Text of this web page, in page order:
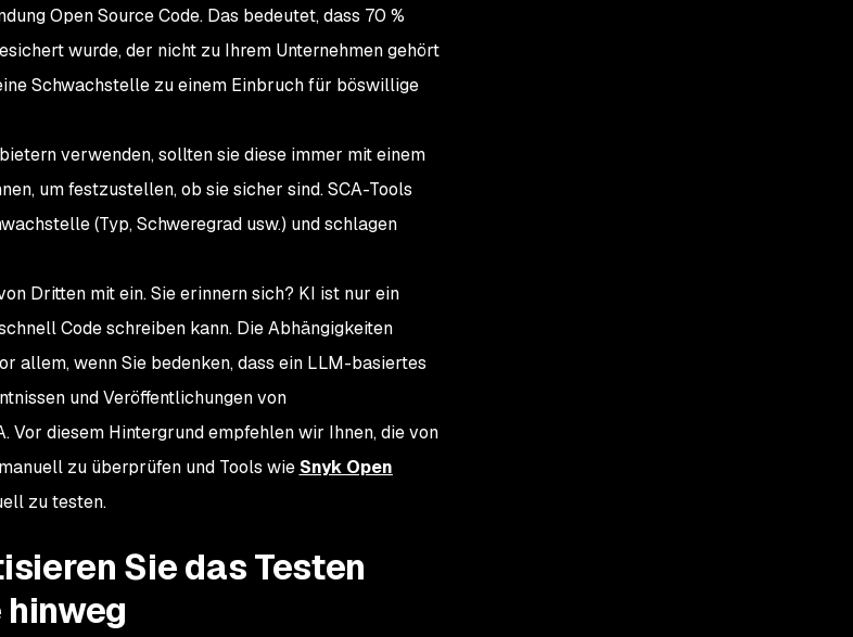
Open Source Code. Das bedeutet, dass 70 %
wurde, der nicht zu Ihrem Unternehmen gehört
Schwachstelle zu einem Einbruch für böswillige
verwenden, sollten sie diese immer mit einem
um festzustellen, ob sie sicher sind. SCA-Tools
(Typ, Schweregrad usw.) und schlagen
Dritten mit ein. Sie erinnern sich? KI ist nur ein
Code schreiben kann. Die Abhängigkeiten
allem, wenn Sie bedenken, dass ein LLM-basiertes
und Veröffentlichungen von
diesem Hintergrund empfehlen wir Ihnen, die von
zu überprüfen und Tools wie Snyk Open
zu testen.
Sie das Testen